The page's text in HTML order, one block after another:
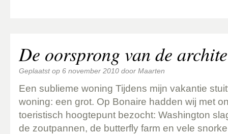
De oorsprong van de
Geplaatst op 6 november 2010 door Maarten
Een sublieme woning Tijdens mijn vakantie
woning: een grot. Op Bonaire hadden wij met
toeristisch hoogtepunt bezocht: Washington
de zoutpannen, de butterfly farm en vele